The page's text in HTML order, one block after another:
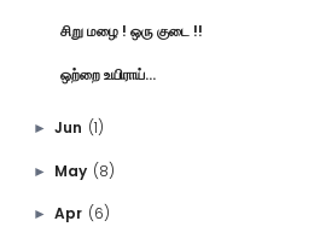
சிறு மழை ! ஒரு குடை !!
ஒற்றை உயிராய்...
► Jun (1)
► May (8)
► Apr (6)